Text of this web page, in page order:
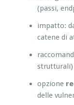
(passi,
impatto:
catene di
strutturali)
opzione
delle